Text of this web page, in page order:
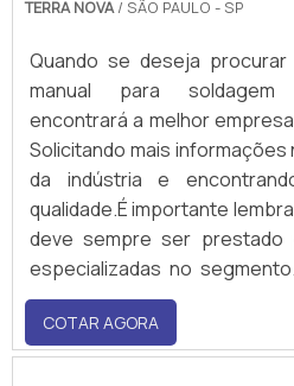
TERRA NOVA / SÃO PAULO - SP
Quando se deseja
manual para
encontrará a melhor
Solicitando mais informações
da indústria e
qualidade.É importante
deve sempre ser prestado
especializadas no
cuidado ajuda a garantir
assertividade do
MANUAL PARA
COTAR AGORA